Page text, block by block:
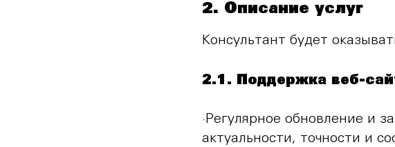
2. Описание услуг
Консультант будет
2.1. Поддержка веб-
·Регулярное обновление и
актуальности, точности и